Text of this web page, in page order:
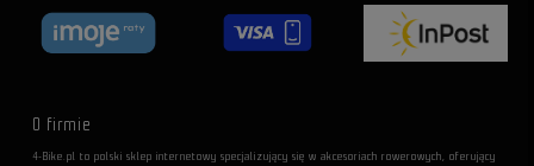
O firmie
4-Bike.pl to polski sklep internetowy specjalizujący się w akcesoriach rowerowych, oferujący